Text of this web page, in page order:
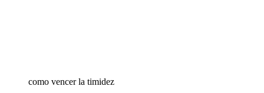
como vencer la timidez